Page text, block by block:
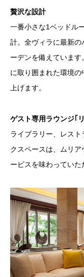
贅沢な設計
一番小さな1ベッドル
計。全ヴィラに最新
ーデンを備えていま
に取り囲まれた環境
上げます。
ゲスト専用ラウンジ｢
ライブラリー、レス
クスペースは、ムリ
ービスを味わっていた